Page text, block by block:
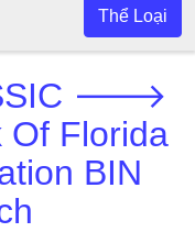
Thể Loại
🡒
Of Florida
BIN